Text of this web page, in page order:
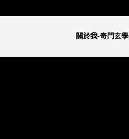
關於我-奇門玄學